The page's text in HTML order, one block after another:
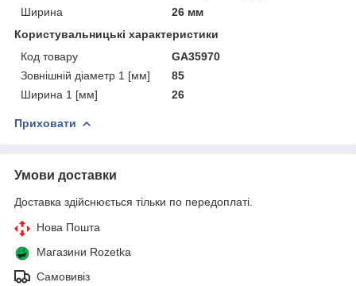
Ширина
26 мм
Користувальницькі характеристики
Код товару
GA35970
Зовнішній діаметр 1 [мм]
85
Ширина 1 [мм]
26
Приховати
Умови доставки
Доставка здійснюється тільки по передоплаті.
Нова Пошта
Магазини Rozetka
Самовивіз